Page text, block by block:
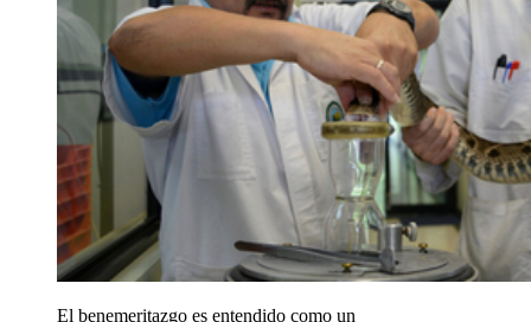
El benemeritazgo es entendido como un